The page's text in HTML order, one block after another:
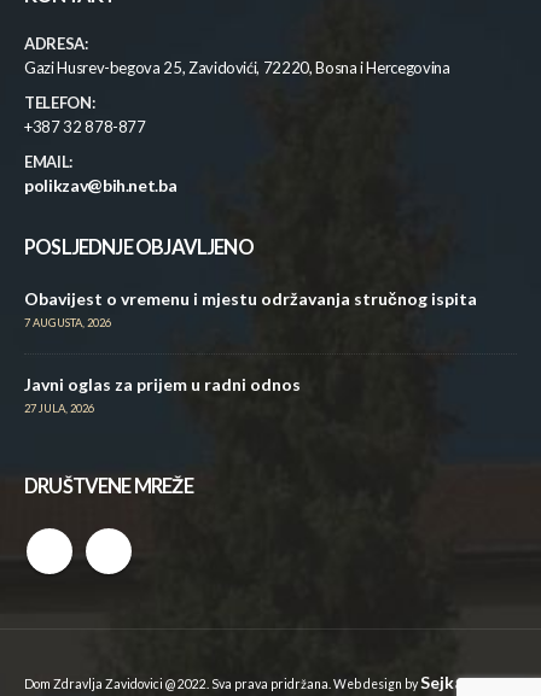
ADRESA:
Gazi Husrev-begova 25, Zavidovići, 72220, Bosna i Hercegovina
TELEFON:
+387 32 878-877
EMAIL:
polikzav@bih.net.ba
POSLJEDNJE OBJAVLJENO
Obavijest o vremenu i mjestu održavanja stručnog ispita
7 AUGUSTA, 2026
Javni oglas za prijem u radni odnos
27 JULA, 2026
DRUŠTVENE MREŽE
Dom Zdravlja Zavidovici @ 2022. Sva prava pridržana. Web design bySejkan